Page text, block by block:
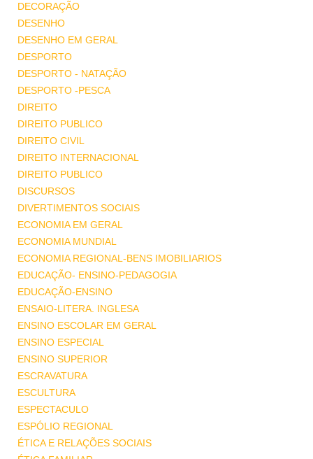
DECORAÇÃO
DESENHO
DESENHO EM GERAL
DESPORTO
DESPORTO - NATAÇÃO
DESPORTO -PESCA
DIREITO
DIREITO PUBLICO
DIREITO CIVIL
DIREITO INTERNACIONAL
DIREITO PUBLICO
DISCURSOS
DIVERTIMENTOS SOCIAIS
ECONOMIA EM GERAL
ECONOMIA MUNDIAL
ECONOMIA REGIONAL-BENS IMOBILIARIOS
EDUCAÇÃO- ENSINO-PEDAGOGIA
EDUCAÇÃO-ENSINO
ENSAIO-LITERA. INGLESA
ENSINO ESCOLAR EM GERAL
ENSINO ESPECIAL
ENSINO SUPERIOR
ESCRAVATURA
ESCULTURA
ESPECTACULO
ESPÓLIO REGIONAL
ÉTICA E RELAÇÕES SOCIAIS